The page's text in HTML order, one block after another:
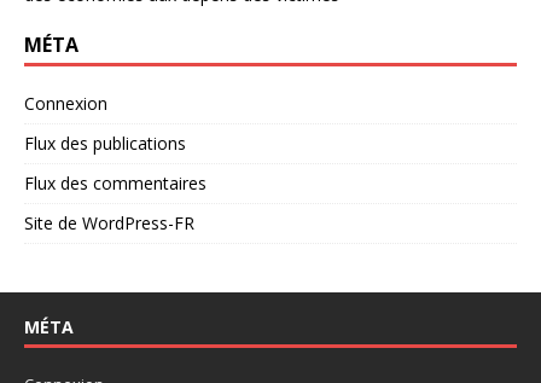
MÉTA
Connexion
Flux des publications
Flux des commentaires
Site de WordPress-FR
MÉTA